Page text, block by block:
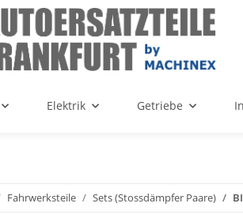
Elektrik Getriebe
Fahrwerksteile Sets (Stossdämpfer Paare)